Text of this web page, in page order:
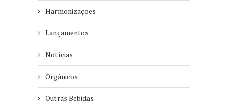
Harmonizações
Lançamentos
Notícias
Orgânicos
Outras Bebidas